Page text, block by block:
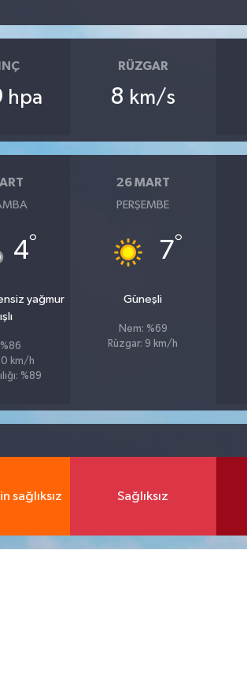
hpa
RÜZGAR
8 km/s
4°
yağmur
km/h
%89
26 MART
PERŞEMBE
7°
Güneşli
Nem: %69
Rüzgar: 9 km/h
sağlıksız Sağlıksız